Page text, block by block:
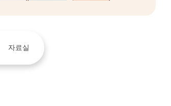
자료실